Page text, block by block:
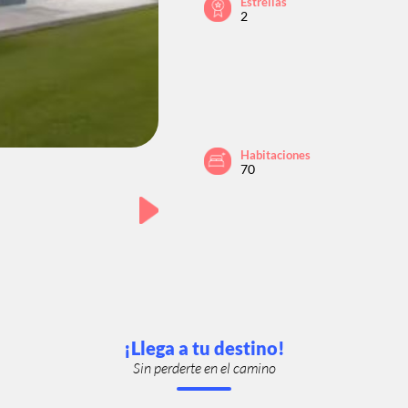
2
Habitaciones
70
¡Llega a tu destino!
Sin perderte en el camino